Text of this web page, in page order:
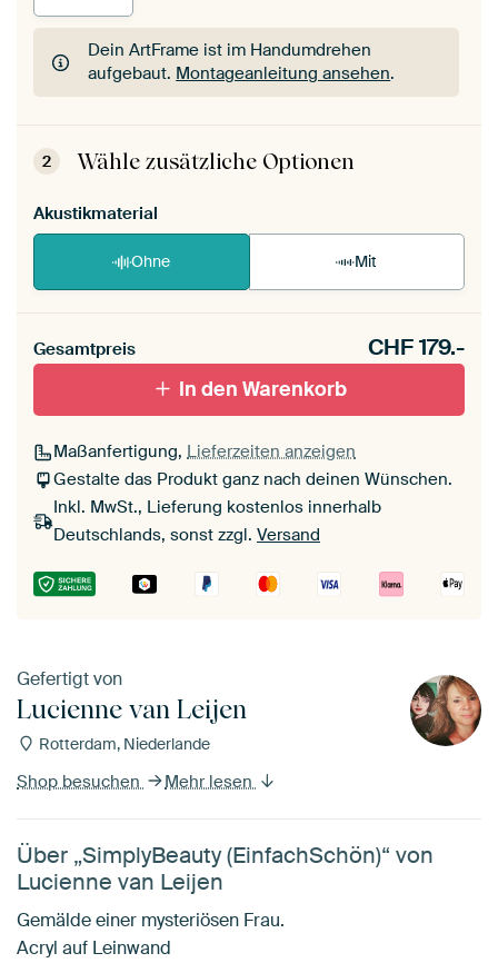
Dein ArtFrame ist im Handumdrehen
aufgebaut. Montageanleitung ansehen.
Dein ArtFrame ist im Handumdrehen
aufgebaut.Montageanleitung ansehen
2 Wähle zusätzliche Optionen
Akustikmaterial
Ohne Mit
Gesamtpreis CHF179.-
In den Warenkorb
Maßanfertigung, Lieferzeiten anzeigen
Gestalte das Produkt ganz nach deinen Wünschen.
Inkl. MwSt., Lieferung kostenlos innerhalb
Deutschlands, sonst zzgl. Versand
Gefertigt von
Lucienne van Leijen
Rotterdam, Niederlande
Shop besuchen Mehr lesen
Über „SimplyBeauty (EinfachSchön)“ von
Lucienne van Leijen
Gemälde einer mysteriösen Frau.
Acryl auf Leinwand